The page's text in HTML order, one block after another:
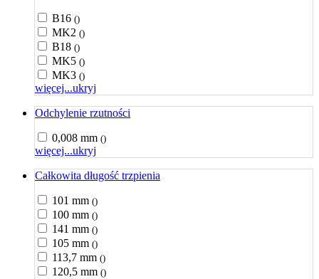
B16 ()
MK2 ()
B18 ()
MK5 ()
MK3 ()
więcej...ukryj
Odchylenie rzutności
0,008 mm ()
więcej...ukryj
Całkowita długość trzpienia
101 mm ()
100 mm ()
141 mm ()
105 mm ()
113,7 mm ()
120,5 mm ()